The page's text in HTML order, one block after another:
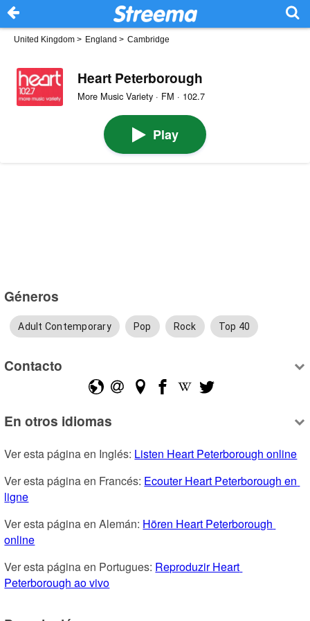
United Kingdom > England > Cambridge
Heart Peterborough
More Music Variety · FM · 102.7
Play
Géneros
Adult Contemporary Pop Rock Top 40
Contacto
En otros idiomas
Ver esta página en Inglés: Listen Heart Peterborough online
Ver esta página en Francés: Ecouter Heart Peterborough en
ligne
Ver esta página en Alemán: Hören Heart Peterborough
online
Ver esta página en Portugues: Reproduzir Heart
Peterborough ao vivo